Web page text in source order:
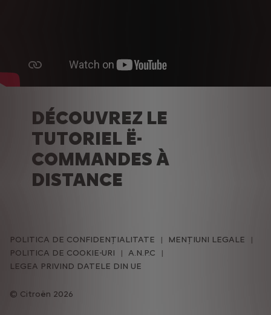
DÉCOUVREZ LE
TUTORIEL Ë-
COMMANDES À
DISTANCE
Citroën 2026
POLITICA DE CONFIDENȚIALITATE
MENȚIUNI LEGALE
POLITICA DE COOKIE-URI
A.N.P.C
LEGEA PRIVIND DATELE DIN UE